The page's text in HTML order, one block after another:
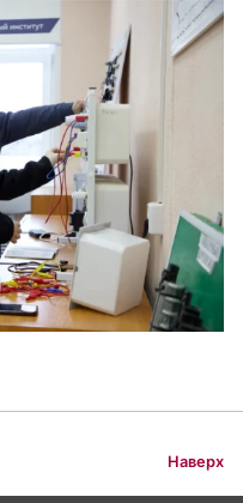
Наверх